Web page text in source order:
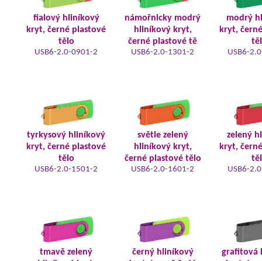
fialový hliníkový
kryt, černé plastové
tělo
USB6-2.0-0901-2
námořnicky modrý
hliníkový kryt,
černé plastové tě
USB6-2.0-1301-2
modrý
kryt,
USB6-
tyrkysový hliníkový
kryt, černé plastové
tělo
USB6-2.0-1501-2
světle zelený
hliníkový kryt,
černé plastové tělo
USB6-2.0-1601-2
zelený
kryt,
USB6-
tmavě zelený
černý hliníkový
grafitová